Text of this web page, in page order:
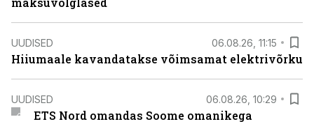
UUDISED 06.08.26, 11:15
Hiiumaale kavandatakse võimsamat elektrivõrku
UUDISED 06.08.26, 10:29
ETS Nord omandas Soome omanikega